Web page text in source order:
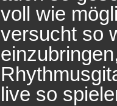
voll wie
versucht so
live so